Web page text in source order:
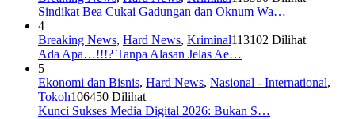
Sindikat Bea Cukai Gadungan dan Oknum Wa…
4
Breaking News, Hard News, Kriminal113102 Dilihat
Ada Apa…!!!? Tanpa Alasan Jelas Ae…
5
Ekonomi dan Bisnis, Hard News, Nasional - International,
Tokoh106450 Dilihat
Kunci Sukses Media Digital 2026: Bukan S…